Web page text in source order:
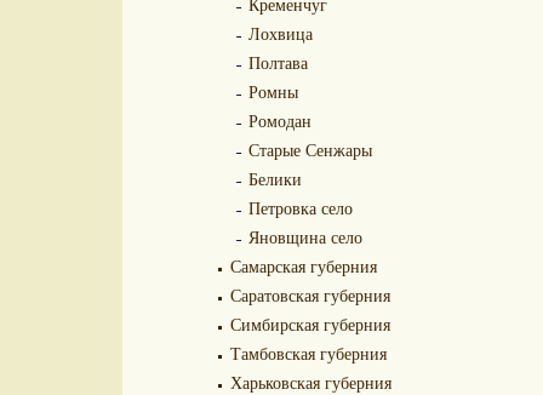
Лохвица
Полтава
Ромны
Ромодан
Старые Сенжары
Белики
Петровка село
Яновщина село
Самарская губерния
Саратовская губерния
Симбирская губерния
Тамбовская губерния
Харьковская губерния